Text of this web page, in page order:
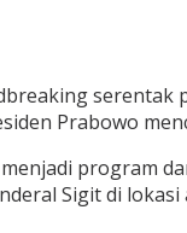
Prabowo
program
Sigit di lokasi